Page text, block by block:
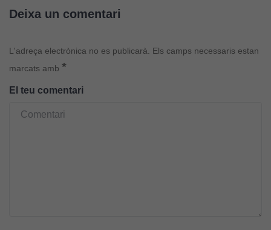
Deixa un comentari
L'adreça electrònica no es publicarà.
Els camps necessaris estan
marcats amb *
El teu comentari